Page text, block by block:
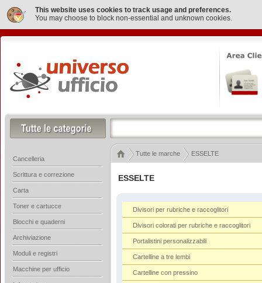
This website uses cookies to track usage and preferences.
You may choose to block non-essential and unknown cookies.
ESSELTE
Divisori per rubriche e raccoglitori
Divisori colorati per rubriche e raccoglitori
Portalistini personalizzabili
Cartelline a tre lembi
Cartelline con pressino
Cancelleria
Scrittura e correzione
Carta
Toner e cartucce
Blocchi e quaderni
Archiviazione
Moduli e registri
Macchine per ufficio
Tutte le marche ESSELTE